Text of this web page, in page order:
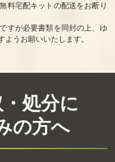
料宅配キットの配送をお断り
すが必要書類を同封の上、ゆ
うお願いいたします。
処分に
の方へ